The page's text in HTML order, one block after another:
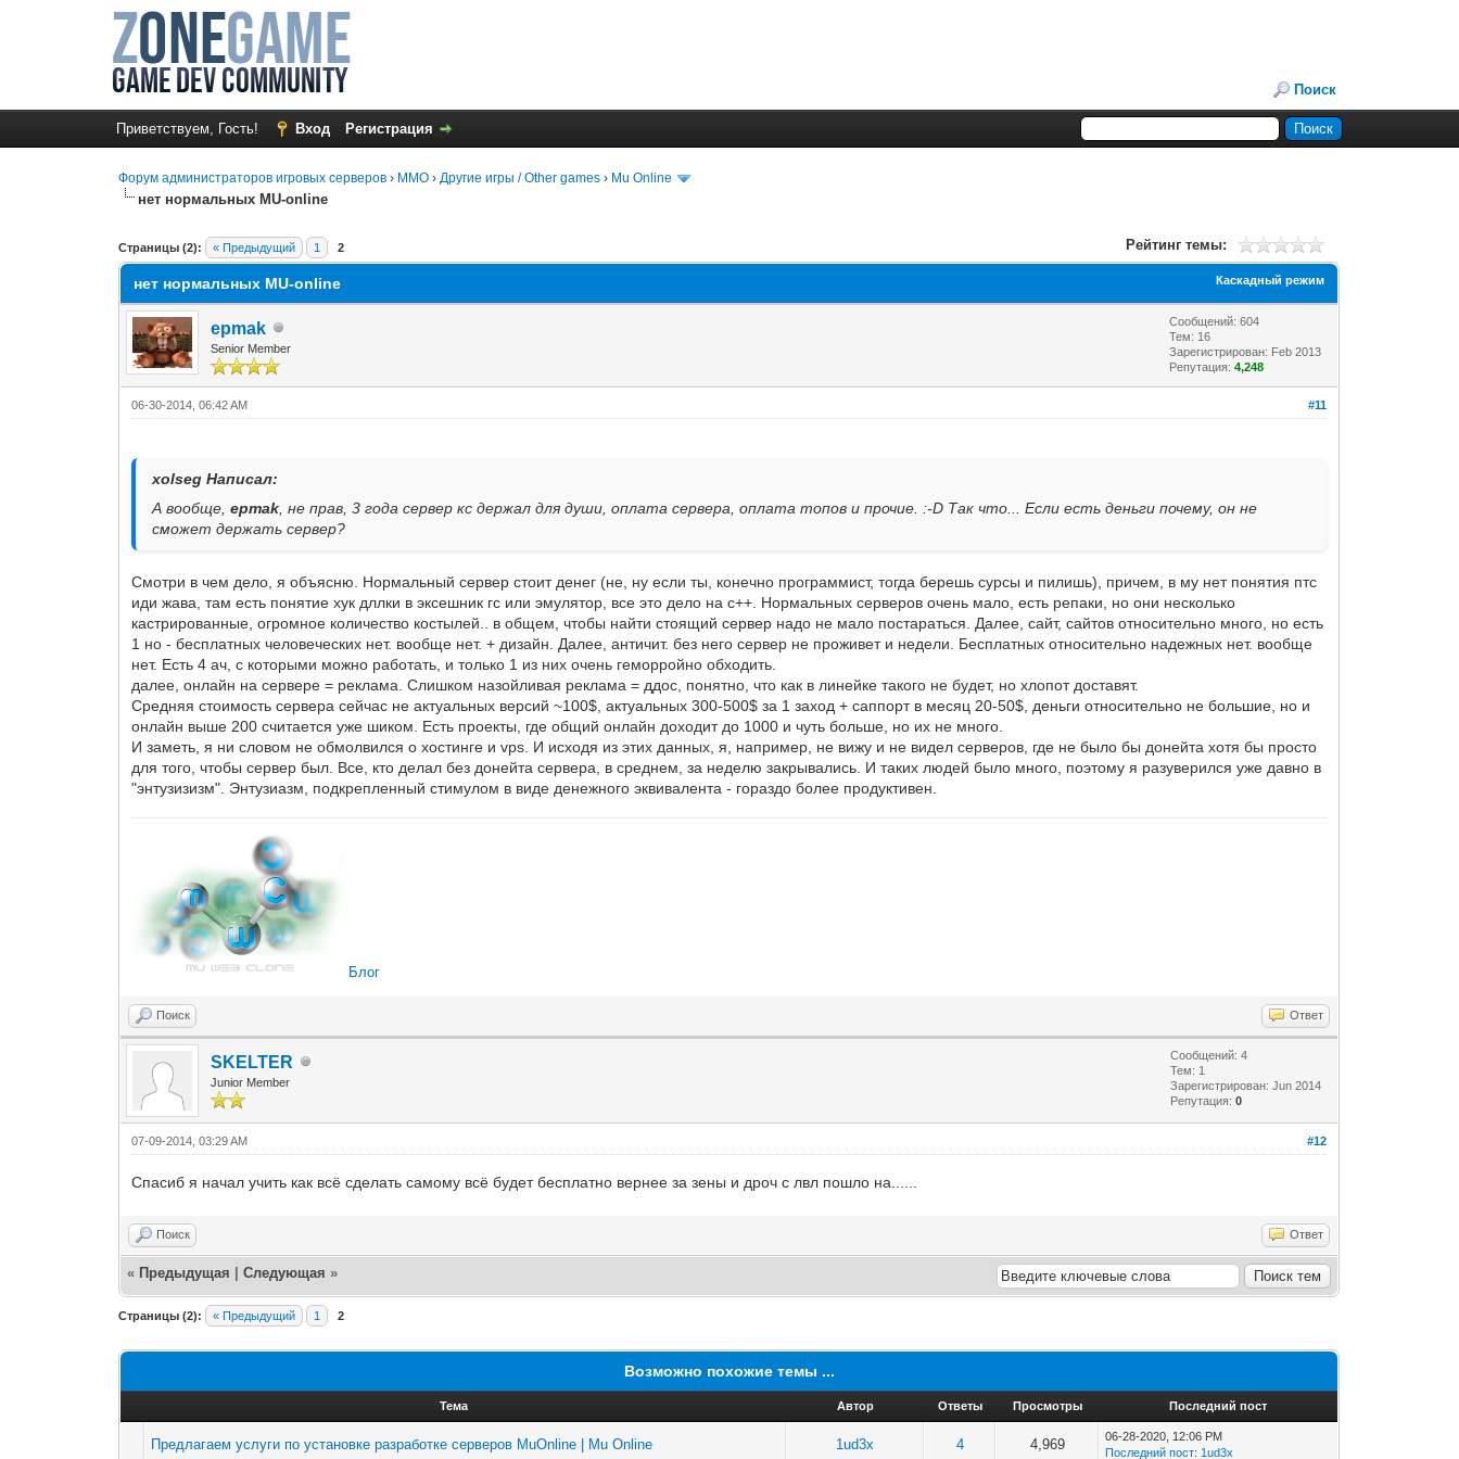
Поиск
Приветствуем, Гость! Вход Регистрация
Форум администраторов игровых серверов › MMO ›Другие игры / Other games › Mu Online
нет нормальных MU-online
Страницы (2): « Предыдущий 1 2 Рейтинг темы:
0 Голос(ов) - 0 в среднем
1
2
3
4
5
Каскадный режим
нет нормальных MU-online
epmak
Senior Member
Сообщений: 604
Тем: 16
Зарегистрирован: Feb 2013
Репутация:4,248
#11
06-30-2014, 06:42 AM
xolseg Написал:
А вообще,epmak , не прав, 3 года сервер кс держал для души, оплата сервера, оплата топов и прочие. :-D Так что... Если есть деньги почему, он не
сможет держать сервер?
Смотри в чем дело, я объясню. Нормальный сервер стоит денег (не, ну если ты, конечно программист, тогда берешь сурсы и пилишь), причем, в му нет понятия птс
иди жава, там есть понятие хук дллки в эксешник гс или эмулятор, все это дело на с++. Нормальных серверов очень мало, есть репаки, но они несколько
кастрированные, огромное количество костылей.. в общем, чтобы найти стоящий сервер надо не мало постараться. Далее, сайт, сайтов относительно много, но есть
1 но - бесплатных человеческих нет. вообще нет. + дизайн. Далее, античит. без него сервер не проживет и недели. Бесплатных относительно надежных нет. вообще
нет. Есть 4 ач, с которыми можно работать, и только 1 из них очень геморройно обходить.
далее, онлайн на сервере = реклама. Слишком назойливая реклама = ддос, понятно, что как в линейке такого не будет, но хлопот доставят.
Средняя стоимость сервера сейчас не актуальных версий ~100$, актуальных 300-500$ за 1 заход + саппорт в месяц 20-50$, деньги относительно не большие, но и
онлайн выше 200 считается уже шиком. Есть проекты, где общий онлайн доходит до 1000 и чуть больше, но их не много.
И заметь, я ни словом не обмолвился о хостинге и vps. И исходя из этих данных, я, например, не вижу и не видел серверов, где не было бы донейта хотя бы просто
для того, чтобы сервер был. Все, кто делал без донейта сервера, в среднем, за неделю закрывались. И таких людей было много, поэтому я разуверился уже давно в
"энтузизизм". Энтузиазм, подкрепленный стимулом в виде денежного эквивалента - гораздо более продуктивен.
Блог
Поиск Ответ
SKELTER
Junior Member
Сообщений: 4
Тем: 1
Зарегистрирован: Jun 2014
Репутация:0
#12
07-09-2014, 03:29 AM
Спасиб я начал учить как всё сделать самому всё будет бесплатно вернее за зены и дроч с лвл пошло на......
Поиск Ответ
« Предыдущая |Следующая»
Страницы (2): « Предыдущий 1 2
Возможно похожие темы ...
Тема Автор Ответы Просмотры Последний пост
Предлагаем услуги по установке разработке серверов MuOnline | Mu Online 1ud3x 4 4,969
06-28-2020, 12:06 PM
Последний пост: 1ud3x